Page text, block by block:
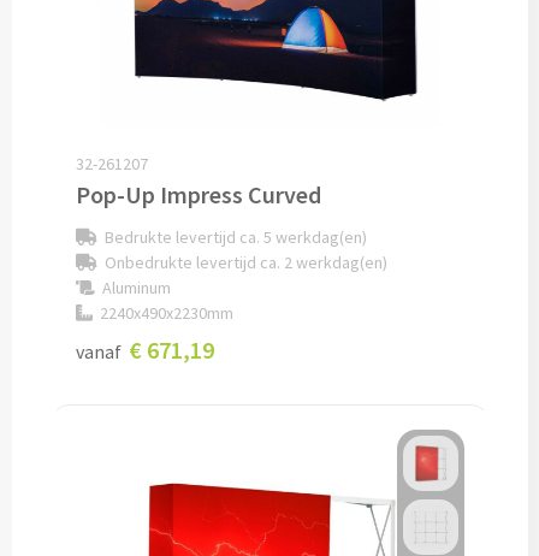
Snoepblikken bedrukken
Snoep bedrukken
Chocolade & Bonbons bedrukken
Kauwgom bedrukken
Alle snoep artikelen
Koeken & Chips
Brievenbus taarten
Chips & Nootjes bedrukken
32-261207
Pop-Up Impress Curved
Bedrukte levertijd ca. 5 werkdag(en)
Onbedrukte levertijd ca. 2 werkdag(en)
Aluminum
2240x490x2230mm
vanaf € 671,19